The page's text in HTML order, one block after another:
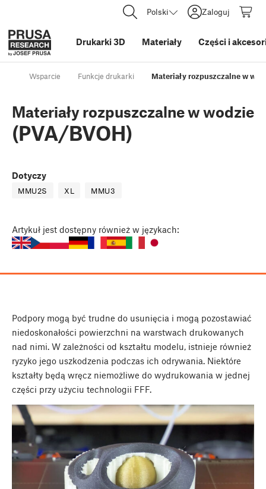
Polski Zaloguj
Drukarki 3D Materiały Części i
Wsparcie Funkcje drukarki Materiały rozpuszczalne w
Materiały rozpuszczalne w wodzie
(PVA/BVOH)
Dotyczy
MMU2S XL MMU3
Artykuł jest dostępny również w językach:
Podpory mogą być trudne do usunięcia i mogą pozostawiać
niedoskonałości powierzchni na warstwach drukowanych
nad nimi. W zależności od kształtu modelu, istnieje również
ryzyko jego uszkodzenia podczas ich odrywania. Niektóre
kształty będą wręcz niemożliwe do wydrukowania w jednej
części przy użyciu technologii FFF.